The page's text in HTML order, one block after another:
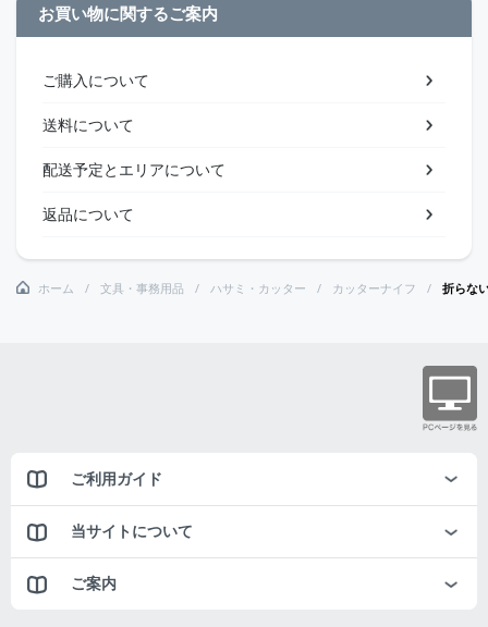
お買い物に関するご案内
ご購入について
送料について
配送予定とエリアについて
返品について
ホーム 文具・事務用品 ハサミ・カッター カッターナイフ 折らな
ご利用ガイド
当サイトについて
ご案内